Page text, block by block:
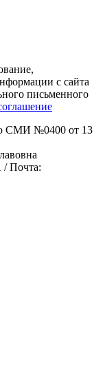
с сайта
письменного
СМИ №0400 от 13
/ Почта: